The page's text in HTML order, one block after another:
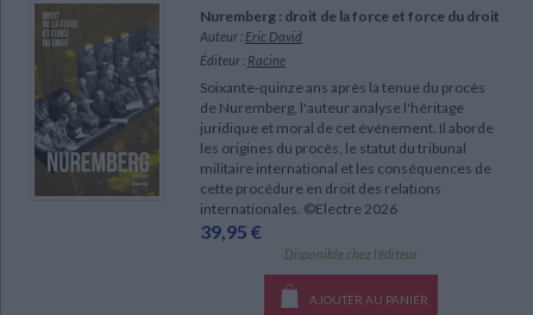
CHARGEMENT...
Nuremberg : droit de la force et force du droit
Auteur : Eric David
Éditeur : Racine
Soixante-quinze ans après la tenue du procès
de Nuremberg, l'auteur analyse l'héritage
juridique et moral de cet événement. Il aborde
les origines du procès, le statut du tribunal
militaire international et les conséquences de
cette procédure en droit des relations
internationales. ©Electre 2026
39,95 €
Disponible chez l'éditeur
AJOUTER AU PANIER